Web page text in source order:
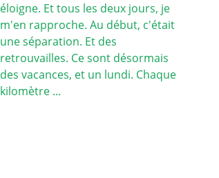
éloigne. Et tous les deux jours, je
m'en rapproche. Au début, c'était
une séparation. Et des
retrouvailles. Ce sont désormais
des vacances, et un lundi. Chaque
kilomètre ...